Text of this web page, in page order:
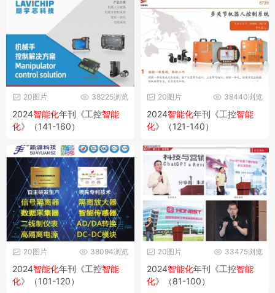
38225浏览
20图片
2024智能化年刊《工控智能
化》（141-160）
38440浏览
20图片
2024智能化年刊《工控智能
化》（121-140）
38094浏览
20图片
2024智能化年刊《工控智能
化》（101-120）
33475浏览
20图片
2024智能化年刊《工控智能
化》（81-100）